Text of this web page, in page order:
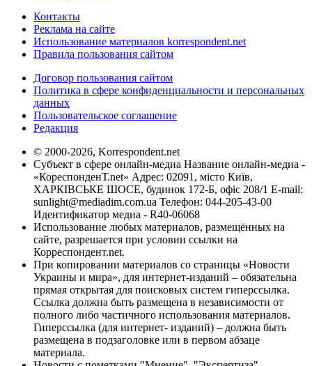
Контакты
Реклама на сайте
Использование материалов korrespondent.net
Правила пользования сайтом
Договор пользования сайтом
Политика в сфере конфиденциальности и персональных
данных
Пользовательское соглашение
Редакция
© 2000-2026, Korrespondent.net
Субъект в сфере онлайн-медиа Название онлайн-медиа -
«КореспонденТ.net» Адрес: 02091, місто Київ,
ХАРКІВСЬКЕ ШОСЕ, будинок 172-Б, офіс 208/1 E-mail:
sunlight@mediadim.com.ua Телефон: 044-205-43-00
Идентификатор медиа - R40-06068
Использование любых материалов, размещённых на
сайте, разрешается при условии ссылки на
Корреспондент.net.
При копировании материалов со страницы «Новости
Украины и мира», для интернет-изданий – обязательна
прямая открытая для поисковых систем гиперссылка.
Ссылка должна быть размещена в независимости от
полного либо частичного использования материалов.
Гиперссылка (для интернет- изданий) – должна быть
размещена в подзаголовке или в первом абзаце
материала.